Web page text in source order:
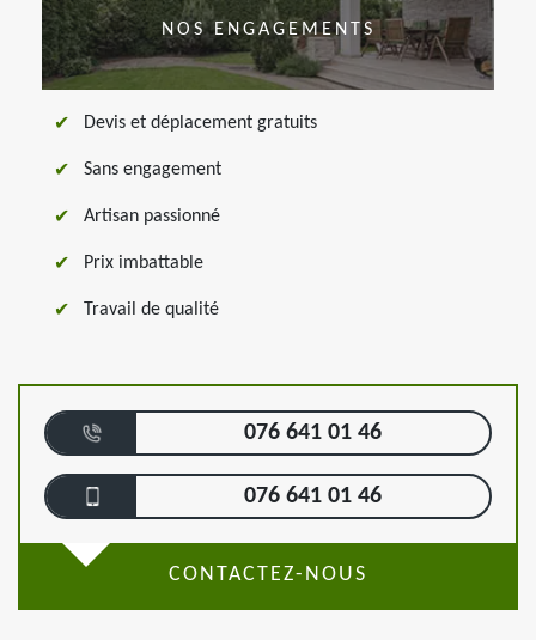
NOS ENGAGEMENTS
Devis et déplacement gratuits
Sans engagement
Artisan passionné
Prix imbattable
Travail de qualité
076 641 01 46
076 641 01 46
CONTACTEZ-NOUS